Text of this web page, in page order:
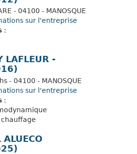
- 04100 - MANOSQUE
sur l'entreprise
:
LAFLEUR -
- 04100 - MANOSQUE
sur l'entreprise
: